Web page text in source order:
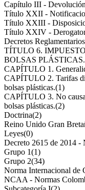
Capítulo III -
Título XXII -
Título XXIII -
Título XXIV -
Decretos Reglamentarios
TÍTULO 6.
BOLSAS PLÁSTICAS.
CAPÍTULO 1.
CAPÍTULO 2. Tarifas
bolsas plásticas.(1)
CAPÍTULO 3. No
bolsas plásticas.(2)
Doctrina(2)
Reino Unido Gran
Leyes(0)
Decreto 2615 de 2014 -
Grupo 1(1)
Grupo 2(34)
Norma Internacional de
NCAA - Normas